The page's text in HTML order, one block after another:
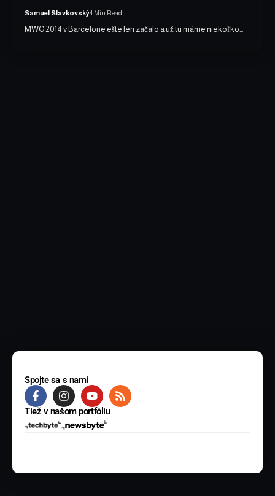
Samuel Slavkovský4 Min Read
MWC 2014 v Barcelone ešte len začalo a už tu máme niekoľko…
Spojte sa s nami
Tiež v našom portfóliu